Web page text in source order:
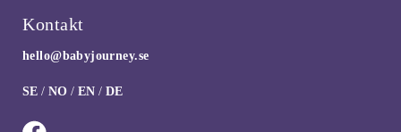
Kontakt
hello@babyjourney.se
SE / NO / EN / DE